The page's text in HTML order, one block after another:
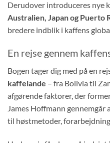
Derudover introduceres nye
Australien, Japan og Puerto
bredere indblik i kaffens
En rejse gennem
Bogen tager dig med på en
kaffelande – fra Bolivia til
afgørende faktorer, der
James Hoffmann
til høstmetoder,